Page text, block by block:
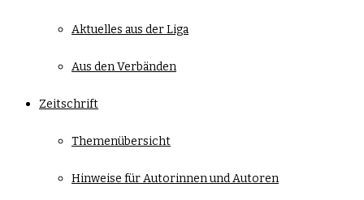
Aktuelles aus der Liga
Aus den Verbänden
Zeitschrift
Themenübersicht
Hinweise für Autorinnen und Autoren